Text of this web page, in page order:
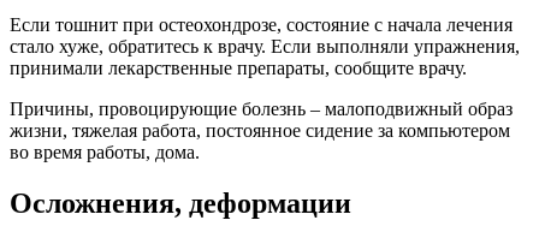
Если тошнит при остеохондрозе, состояние с начала лечения
стало хуже, обратитесь к врачу. Если выполняли упражнения,
принимали лекарственные препараты, сообщите врачу.
Причины, провоцирующие болезнь – малоподвижный образ
жизни, тяжелая работа, постоянное сидение за компьютером
во время работы, дома.
Осложнения, деформации